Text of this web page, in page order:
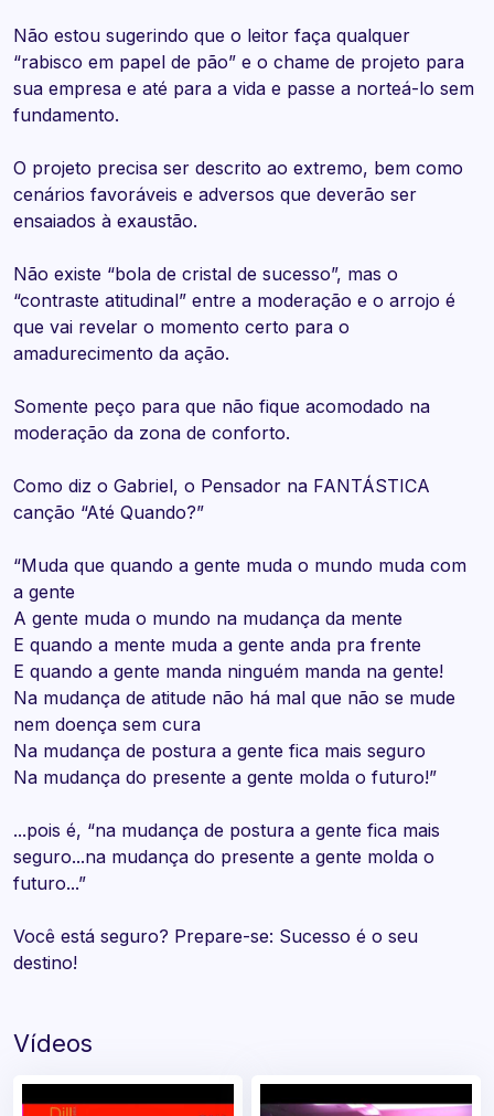
Não estou sugerindo que o leitor faça qualquer
“rabisco em papel de pão” e o chame de projeto para
sua empresa e até para a vida e passe a norteá-lo sem
fundamento.
O projeto precisa ser descrito ao extremo, bem como
cenários favoráveis e adversos que deverão ser
ensaiados à exaustão.
Não existe “bola de cristal de sucesso”, mas o
“contraste atitudinal” entre a moderação e o arrojo é
que vai revelar o momento certo para o
amadurecimento da ação.
Somente peço para que não fique acomodado na
moderação da zona de conforto.
Como diz o Gabriel, o Pensador na FANTÁSTICA
canção “Até Quando?”
“Muda que quando a gente muda o mundo muda com
a gente
A gente muda o mundo na mudança da mente
E quando a mente muda a gente anda pra frente
E quando a gente manda ninguém manda na gente!
Na mudança de atitude não há mal que não se mude
nem doença sem cura
Na mudança de postura a gente fica mais seguro
Na mudança do presente a gente molda o futuro!”
...pois é, “na mudança de postura a gente fica mais
seguro...na mudança do presente a gente molda o
futuro...”
Você está seguro? Prepare-se: Sucesso é o seu
destino!
Vídeos